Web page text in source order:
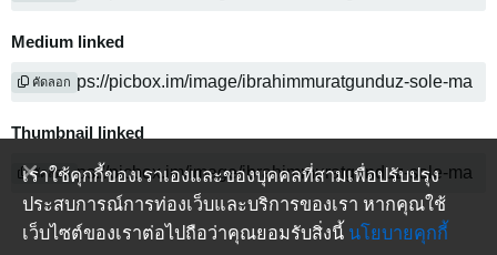
Medium linked
คัดลอก
Thumbnail linked
คัดลอก
เราใช้คุกกี้ของเราเองและของบุคคลที่สามเพื่อปรับปรุง
ประสบการณ์การท่องเว็บและบริการของเรา หากคุณใช้
เว็บไซต์ของเราต่อไปถือว่าคุณยอมรับสิ่งนี้ นโยบายคุกกี้